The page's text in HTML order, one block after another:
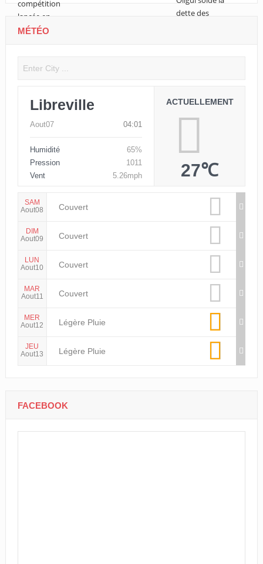
MÉTÉO
Libreville
Aout07 04:01
Humidité
65%
Pression
1011
Vent
5.26mph
ACTUELLEMENT
27℃
SAM
Aout08
Couvert
DIM
Aout09
Couvert
LUN
Aout10
Couvert
MAR
Aout11
Couvert
MER
Aout12
Légère Pluie
JEU
Aout13
Légère Pluie
FACEBOOK